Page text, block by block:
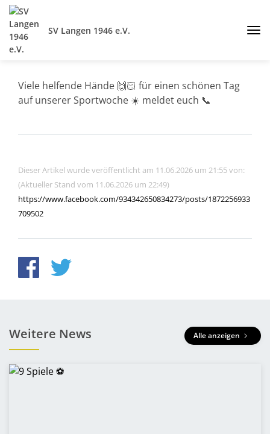
SV Langen 1946 e.V.
Viele helfende Hände 🙌🏻 für einen schönen Tag
auf unserer Sportwoche ☀️ meldet euch 📞
Dieser Artikel wurde veröffentlicht am 11.06.2026 um 21:55 von:
(Aktueller Stand vom 11.06.2026 um 22:49)
https://www.facebook.com/934342650834273/posts/1872256933
709502
Weitere News Alle anzeigen